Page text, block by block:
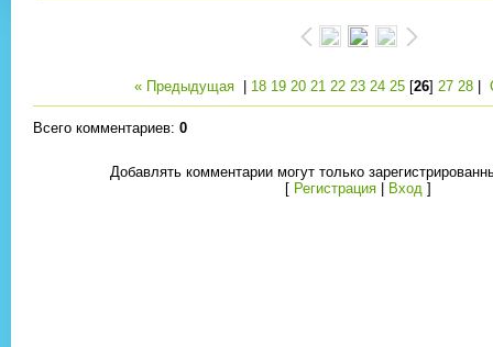
« Предыдущая| 18 19 20 21 22 23 24 25[26] 27 28|
Всего комментариев: 0
Добавлять комментарии могут только
[ Регистрация | Вход ]